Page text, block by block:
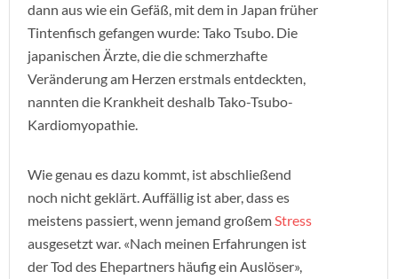
dann aus wie ein Gefäß, mit dem in Japan früher
Tintenfisch gefangen wurde: Tako Tsubo. Die
japanischen Ärzte, die die schmerzhafte
Veränderung am Herzen erstmals entdeckten,
nannten die Krankheit deshalb Tako-Tsubo-
Kardiomyopathie.
Wie genau es dazu kommt, ist abschließend
noch nicht geklärt. Auffällig ist aber, dass es
meistens passiert, wenn jemand großemStress
ausgesetzt war. «Nach meinen Erfahrungen ist
der Tod des Ehepartners häufig ein Auslöser»,